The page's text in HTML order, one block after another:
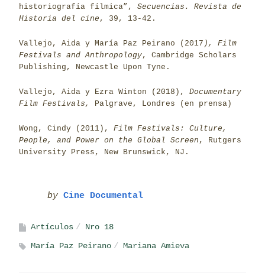
historiografía fílmica”, Secuencias. Revista de
Historia del cine , 39, 13-42.
Vallejo, Aida y María Paz Peirano (2017 ), Film
Festivals and Anthropology, Cambridge Scholars
Publishing, Newcastle Upon Tyne.
Vallejo, Aida y Ezra Winton (2018), Documentary
Film Festivals, Palgrave, Londres (en prensa)
Wong, Cindy (2011), Film Festivals: Culture,
People, and Power on the Global Screen , Rutgers
University Press, New Brunswick, NJ.
by Cine Documental
Artículos
Nro 18
María Paz Peirano
Mariana Amieva